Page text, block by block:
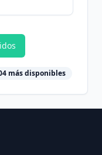
más disponibles